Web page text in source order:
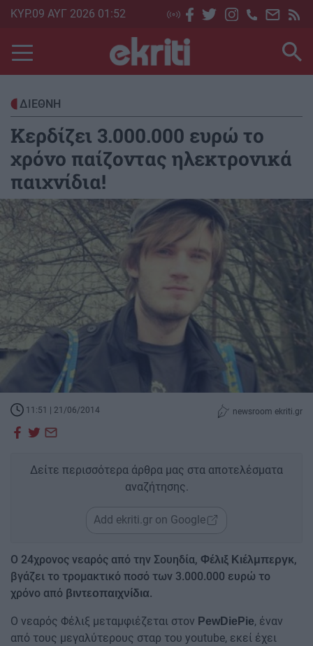
Skip
main
content
ΚΥΡ.09 ΑΥΓ 2026 01:52
ΔΙΕΘΝΗ
Κερδίζει 3.000.000 ευρώ το
χρόνο παίζοντας ηλεκτρονικά
παιχνίδια!
11:51 | 21/06/2014 newsroom ekriti.gr
Δείτε περισσότερα άρθρα μας στα αποτελέσματα
αναζήτησης.
Add ekriti.gr on Google
Ο 24χρονος νεαρός από την Σουηδία, Φέλιξ Κιέλμπεργκ,
βγάζει το τρομακτικό ποσό των 3.000.000 ευρώ το
χρόνο από βιντεοπαιχνίδια.
Ο νεαρός Φέλιξ μεταμφιέζεται στον PewDiePie, έναν
από τους μεγαλύτερους σταρ του youtube, εκεί έχει